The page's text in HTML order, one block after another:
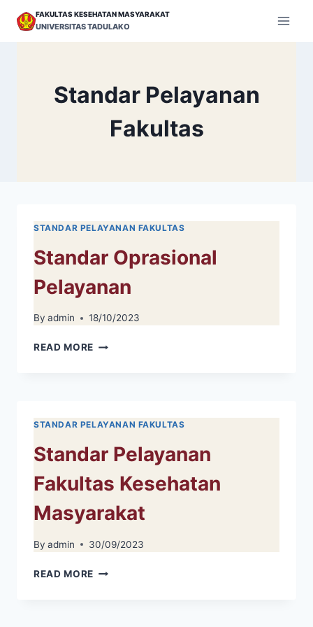
FAKULTAS KESEHATAN MASYARAKAT
UNIVERSITAS TADULAKO
Standar Pelayanan
Fakultas
STANDAR PELAYANAN FAKULTAS
Standar Oprasional
Pelayanan
By admin 18/10/2023
READ MORE STANDAR
STANDAR PELAYANAN FAKULTAS
Standar Pelayanan
Fakultas Kesehatan
Masyarakat
By admin 30/09/2023
READ MORE STANDAR